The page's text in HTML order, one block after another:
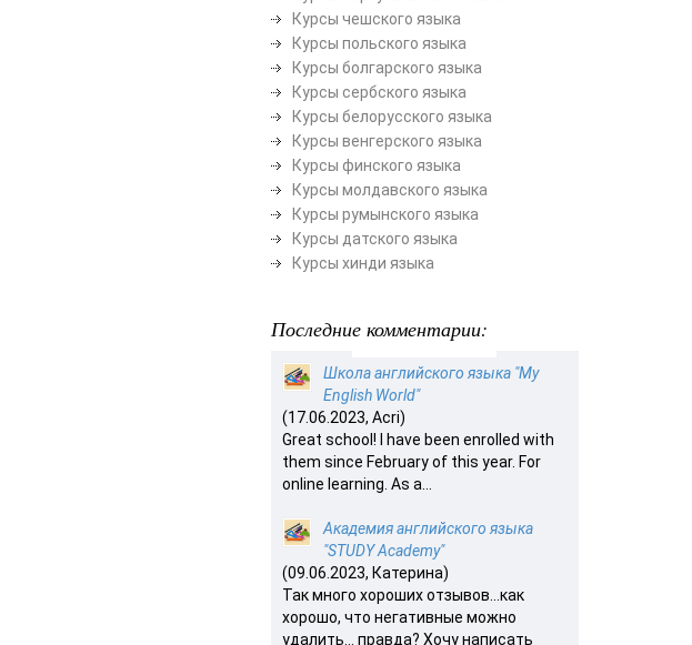
Курсы чешского языка
Курсы польского языка
Курсы болгарского языка
Курсы сербского языка
Курсы белорусского языка
Курсы венгерского языка
Курсы финского языка
Курсы молдавского языка
Курсы румынского языка
Курсы датского языка
Курсы хинди языка
Последние комментарии:
Школа английского языка "My
English World"
(17.06.2023, Acri)
Great school! I have been enrolled with
them since February of this year. For
online learning. As a...
Академия английского языка
"STUDY Academy"
(09.06.2023, Катерина)
Так много хороших отзывов…как
хорошо, что негативные можно
удалить… правда? Хочу написать